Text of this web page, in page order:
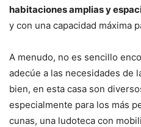
habitaciones amplias y
y con una capacidad máxima
A menudo, no es sencillo
adecúe a las necesidades de
bien, en esta casa son
especialmente para los más
cunas, una ludoteca con